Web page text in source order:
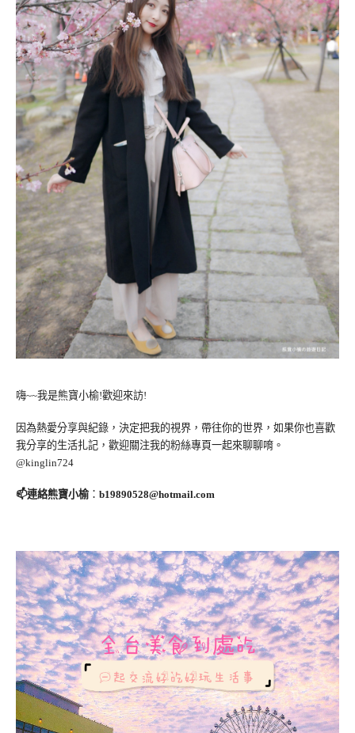
嗨~~我是熊寶小榆!歡迎來訪!
因為熱愛分享與紀錄，決定把我的視界，帶往你的世界，如果你也喜歡
我分享的生活扎記，歡迎關注我的粉絲專頁一起來聊聊唷。
@kinglin724
📫連絡熊寶小榆： b19890528@hotmail.com